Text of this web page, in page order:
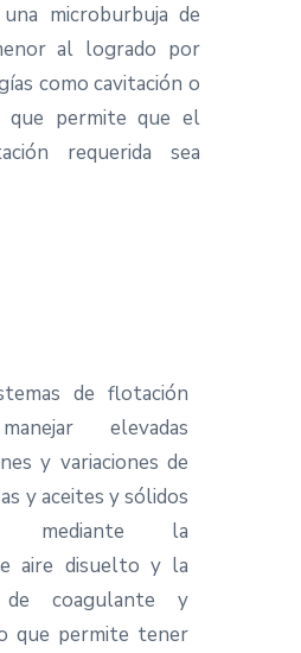
microburbuja de
al logrado por
como cavitación o
que permite que el
requerida sea
de flotación
elevadas
y variaciones de
y aceites y sólidos
mediante la
aire disuelto y la
de coagulante y
que permite tener